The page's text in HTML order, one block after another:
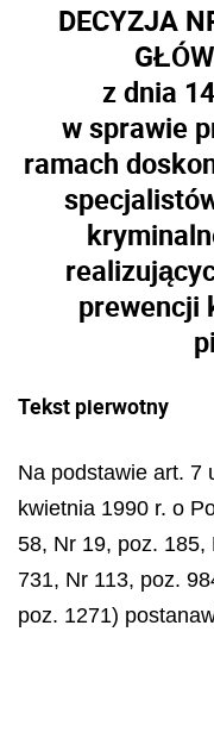
DECYZJA
z dnia
w sprawie
ramach
prewencji
Tekst pierwotny
Na podstawie art. 7
kwietnia 1990 r. o
58, Nr 19, poz. 185,
731, Nr 113, poz.
poz. 1271)